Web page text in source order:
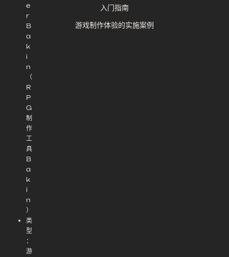
e
r
B
a
k
i
n
（
R
P
G
制
作
工
具
B
a
k
i
n
）
类
型
：
游
入门指南
游戏制作体验的实施案例